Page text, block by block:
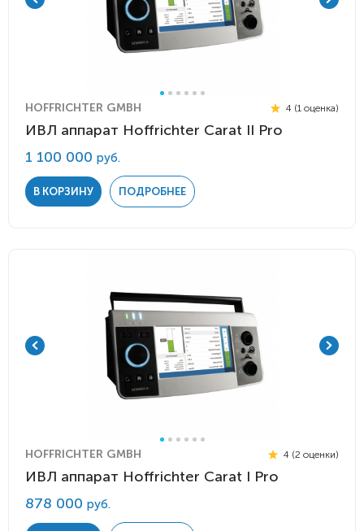
HOFFRICHTER GMBH 4 (1 оценка)
ИВЛ аппарат Hoffrichter Carat II Pro
1 100 000 руб.
В КОРЗИНУ ПОДРОБНЕЕ
HOFFRICHTER GMBH 4 (2 оценки)
ИВЛ аппарат Hoffrichter Carat I Pro
878 000 руб.